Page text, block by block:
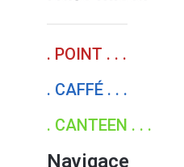
. POINT . . .
. CAFFÉ . . .
. CANTEEN . . .
Navigace